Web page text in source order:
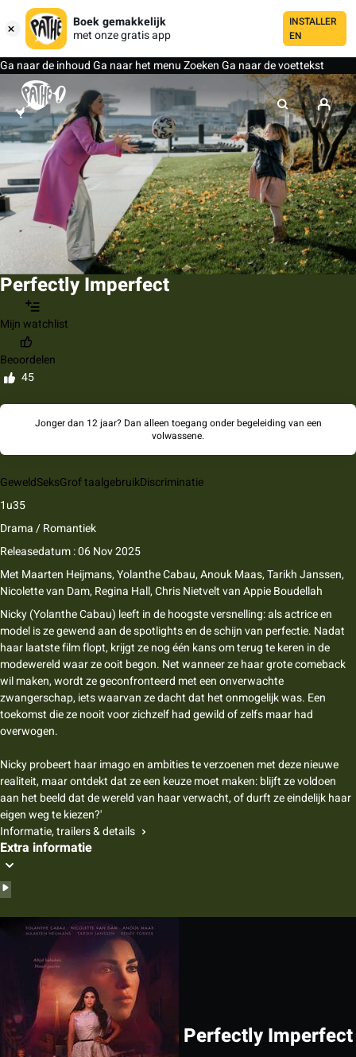
Boek gemakkelijk
met onze gratis app
INSTALLER
EN
Ga naar de inhoudGa naar het menuZoekenGa naar de voettekst
Perfectly Imperfect
Mijn watchlist
Beoordelen
45
Jonger dan 12 jaar? Dan alleen toegang onder begeleiding van een
volwassene.
GeweldSeksGrof taalgebruikDiscriminatie
1u35
Drama / Romantiek
Releasedatum : 06 Nov 2025
Met Maarten Heijmans, Yolanthe Cabau, Anouk Maas, Tarikh Janssen,
Nicolette van Dam, Regina Hall, Chris NietveltvanAppie Boudellah
Nicky (Yolanthe Cabau) leeft in de hoogste versnelling: als actrice en
model is ze gewend aan de spotlights en de schijn van perfectie. Nadat
haar laatste film flopt, krijgt ze nog één kans om terug te keren in de
modewereld waar ze ooit begon. Net wanneer ze haar grote comeback
wil maken, wordt ze geconfronteerd met een onverwachte
zwangerschap, iets waarvan ze dacht dat het onmogelijk was. Een
toekomst die ze nooit voor zichzelf had gewild of zelfs maar had
overwogen.
Nicky probeert haar imago en ambities te verzoenen met deze nieuwe
realiteit, maar ontdekt dat ze een keuze moet maken: blijft ze voldoen
aan het beeld dat de wereld van haar verwacht, of durft ze eindelijk haar
eigen weg te kiezen?'
Informatie, trailers & details
Extra informatie
Perfectly Imperfect